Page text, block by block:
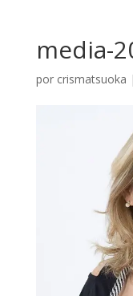
media-
por crismatsuoka |